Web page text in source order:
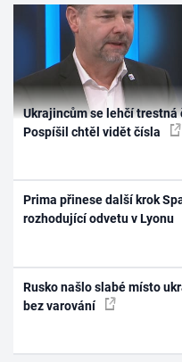
Ukrajincům se lehčí
Pospíšil chtěl vidět čísla
Prima přinese další krok
rozhodující odvetu v Lyonu
Rusko našlo slabé místo
bez varování